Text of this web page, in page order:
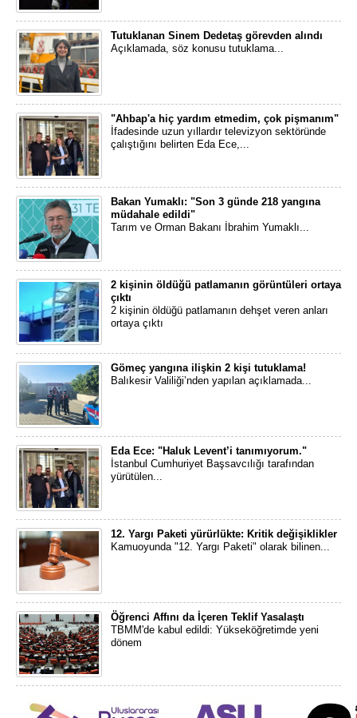
Tutuklanan Sinem Dedetaş görevden alındı
Açıklamada, söz konusu tutuklama...
"Ahbap'a hiç yardım etmedim, çok pişmanım"
İfadesinde uzun yıllardır televizyon sektöründe
çalıştığını belirten Eda Ece,...
Bakan Yumaklı: "Son 3 günde 218 yangına
müdahale edildi"
Tarım ve Orman Bakanı İbrahim Yumaklı...
2 kişinin öldüğü patlamanın görüntüleri ortaya
çıktı
2 kişinin öldüğü patlamanın dehşet veren anları
ortaya çıktı
Gömeç yangına ilişkin 2 kişi tutuklama!
Balıkesir Valiliği’nden yapılan açıklamada...
Eda Ece: "Haluk Levent’i tanımıyorum."
İstanbul Cumhuriyet Başsavcılığı tarafından
yürütülen...
12. Yargı Paketi yürürlükte: Kritik değişiklikler
Kamuoyunda "12. Yargı Paketi" olarak bilinen...
Öğrenci Affını da İçeren Teklif Yasalaştı
TBMM'de kabul edildi: Yükseköğretimde yeni
dönem